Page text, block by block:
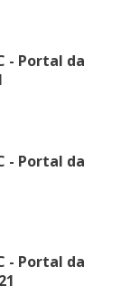
- Portal da
- Portal da
- Portal da